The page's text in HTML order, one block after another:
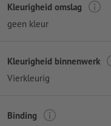
Kleurigheid omslag
geen kleur
Kleurigheid binnenwerk
Vierkleurig
Binding